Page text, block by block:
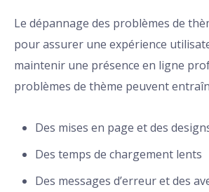
Le dépannage des problèmes de
pour assurer une expérience
maintenir une présence en ligne
problèmes de thème peuvent
Des mises en page et des
Des temps de chargement lents
Des messages d’erreur et des